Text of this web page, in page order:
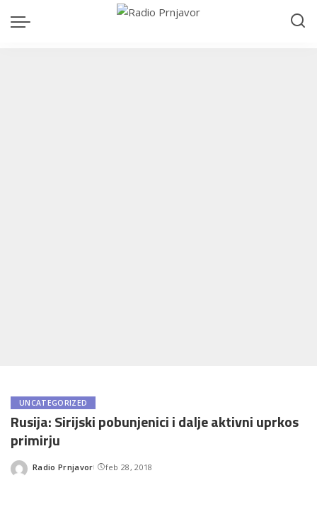
UNCATEGORIZED
Rusija: Sirijski pobunjenici i dalje aktivni uprkos
primirju
Posted
Radio Prnjavor feb 28, 2018